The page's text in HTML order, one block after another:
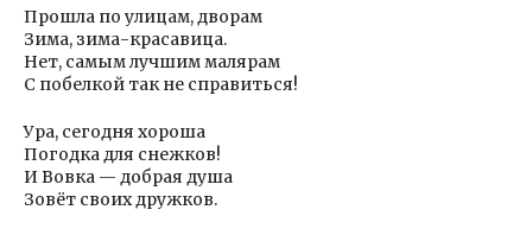
Прошла по улицам, дворам
Зима, зима-красавица.
Нет, самым лучшим малярам
С побелкой так не справиться!
Ура, сегодня хороша
Погодка для снежков!
И Вовка — добрая душа
Зовёт своих дружков.